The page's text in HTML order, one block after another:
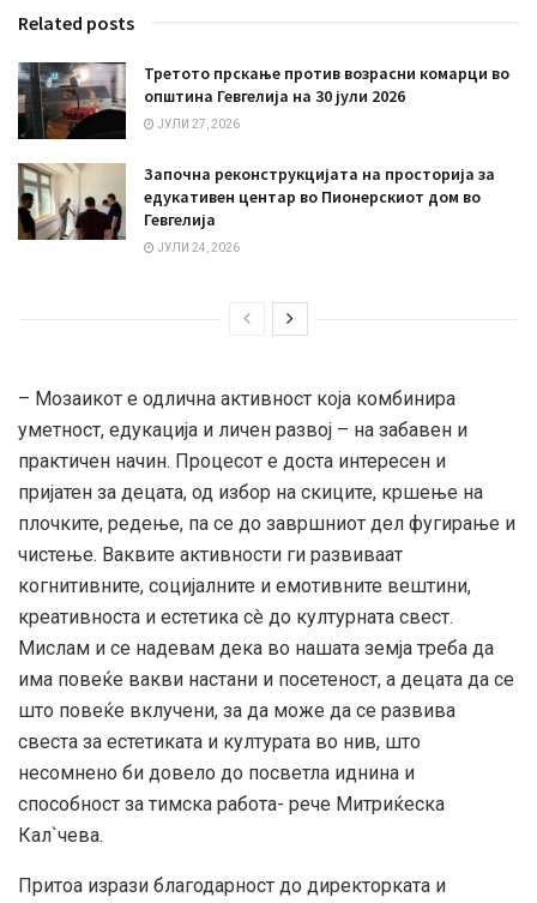
Related posts
Третото прскање против возрасни комарци во
општина Гевгелија на 30 јули 2026
ЈУЛИ 27, 2026
Започна реконструкцијата на просторија за
едукативен центар во Пионерскиот дом во
Гевгелија
ЈУЛИ 24, 2026
– Мозаикот е одлична активност која комбинира
уметност, едукација и личен развој – на забавен и
практичен начин. Процесот е доста интересен и
пријатен за децата, од избор на скиците, кршење на
плочките, редење, па се до завршниот дел фугирање и
чистење. Ваквите активности ги развиваат
когнитивните, социјалните и емотивните вештини,
креативноста и естетика сè до културната свест.
Мислам и се надевам дека во нашата земја треба да
има повеќе вакви настани и посетеност, а децата да се
што повеќе вклучени, за да може да се развива
свеста за естетиката и културата во нив, што
несомнено би довело до посветла иднина и
способност за тимска работа- рече Митриќеска
Кал`чева.
Притоа изрази благодарност до директорката и